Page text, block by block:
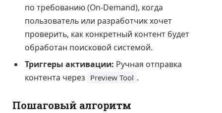
по требованию (On-Demand), когда
пользователь или разработчик хочет
проверить, как конкретный контент будет
обработан поисковой системой.
Триггеры активации: Ручная отправка
контента через Preview Tool .
Пошаговый алгоритм